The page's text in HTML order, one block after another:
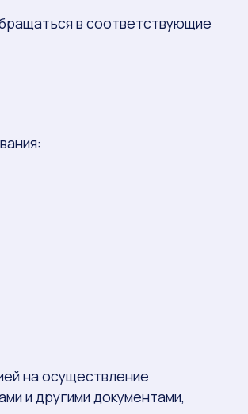
в соответствующие
на осуществление
и другими документами,